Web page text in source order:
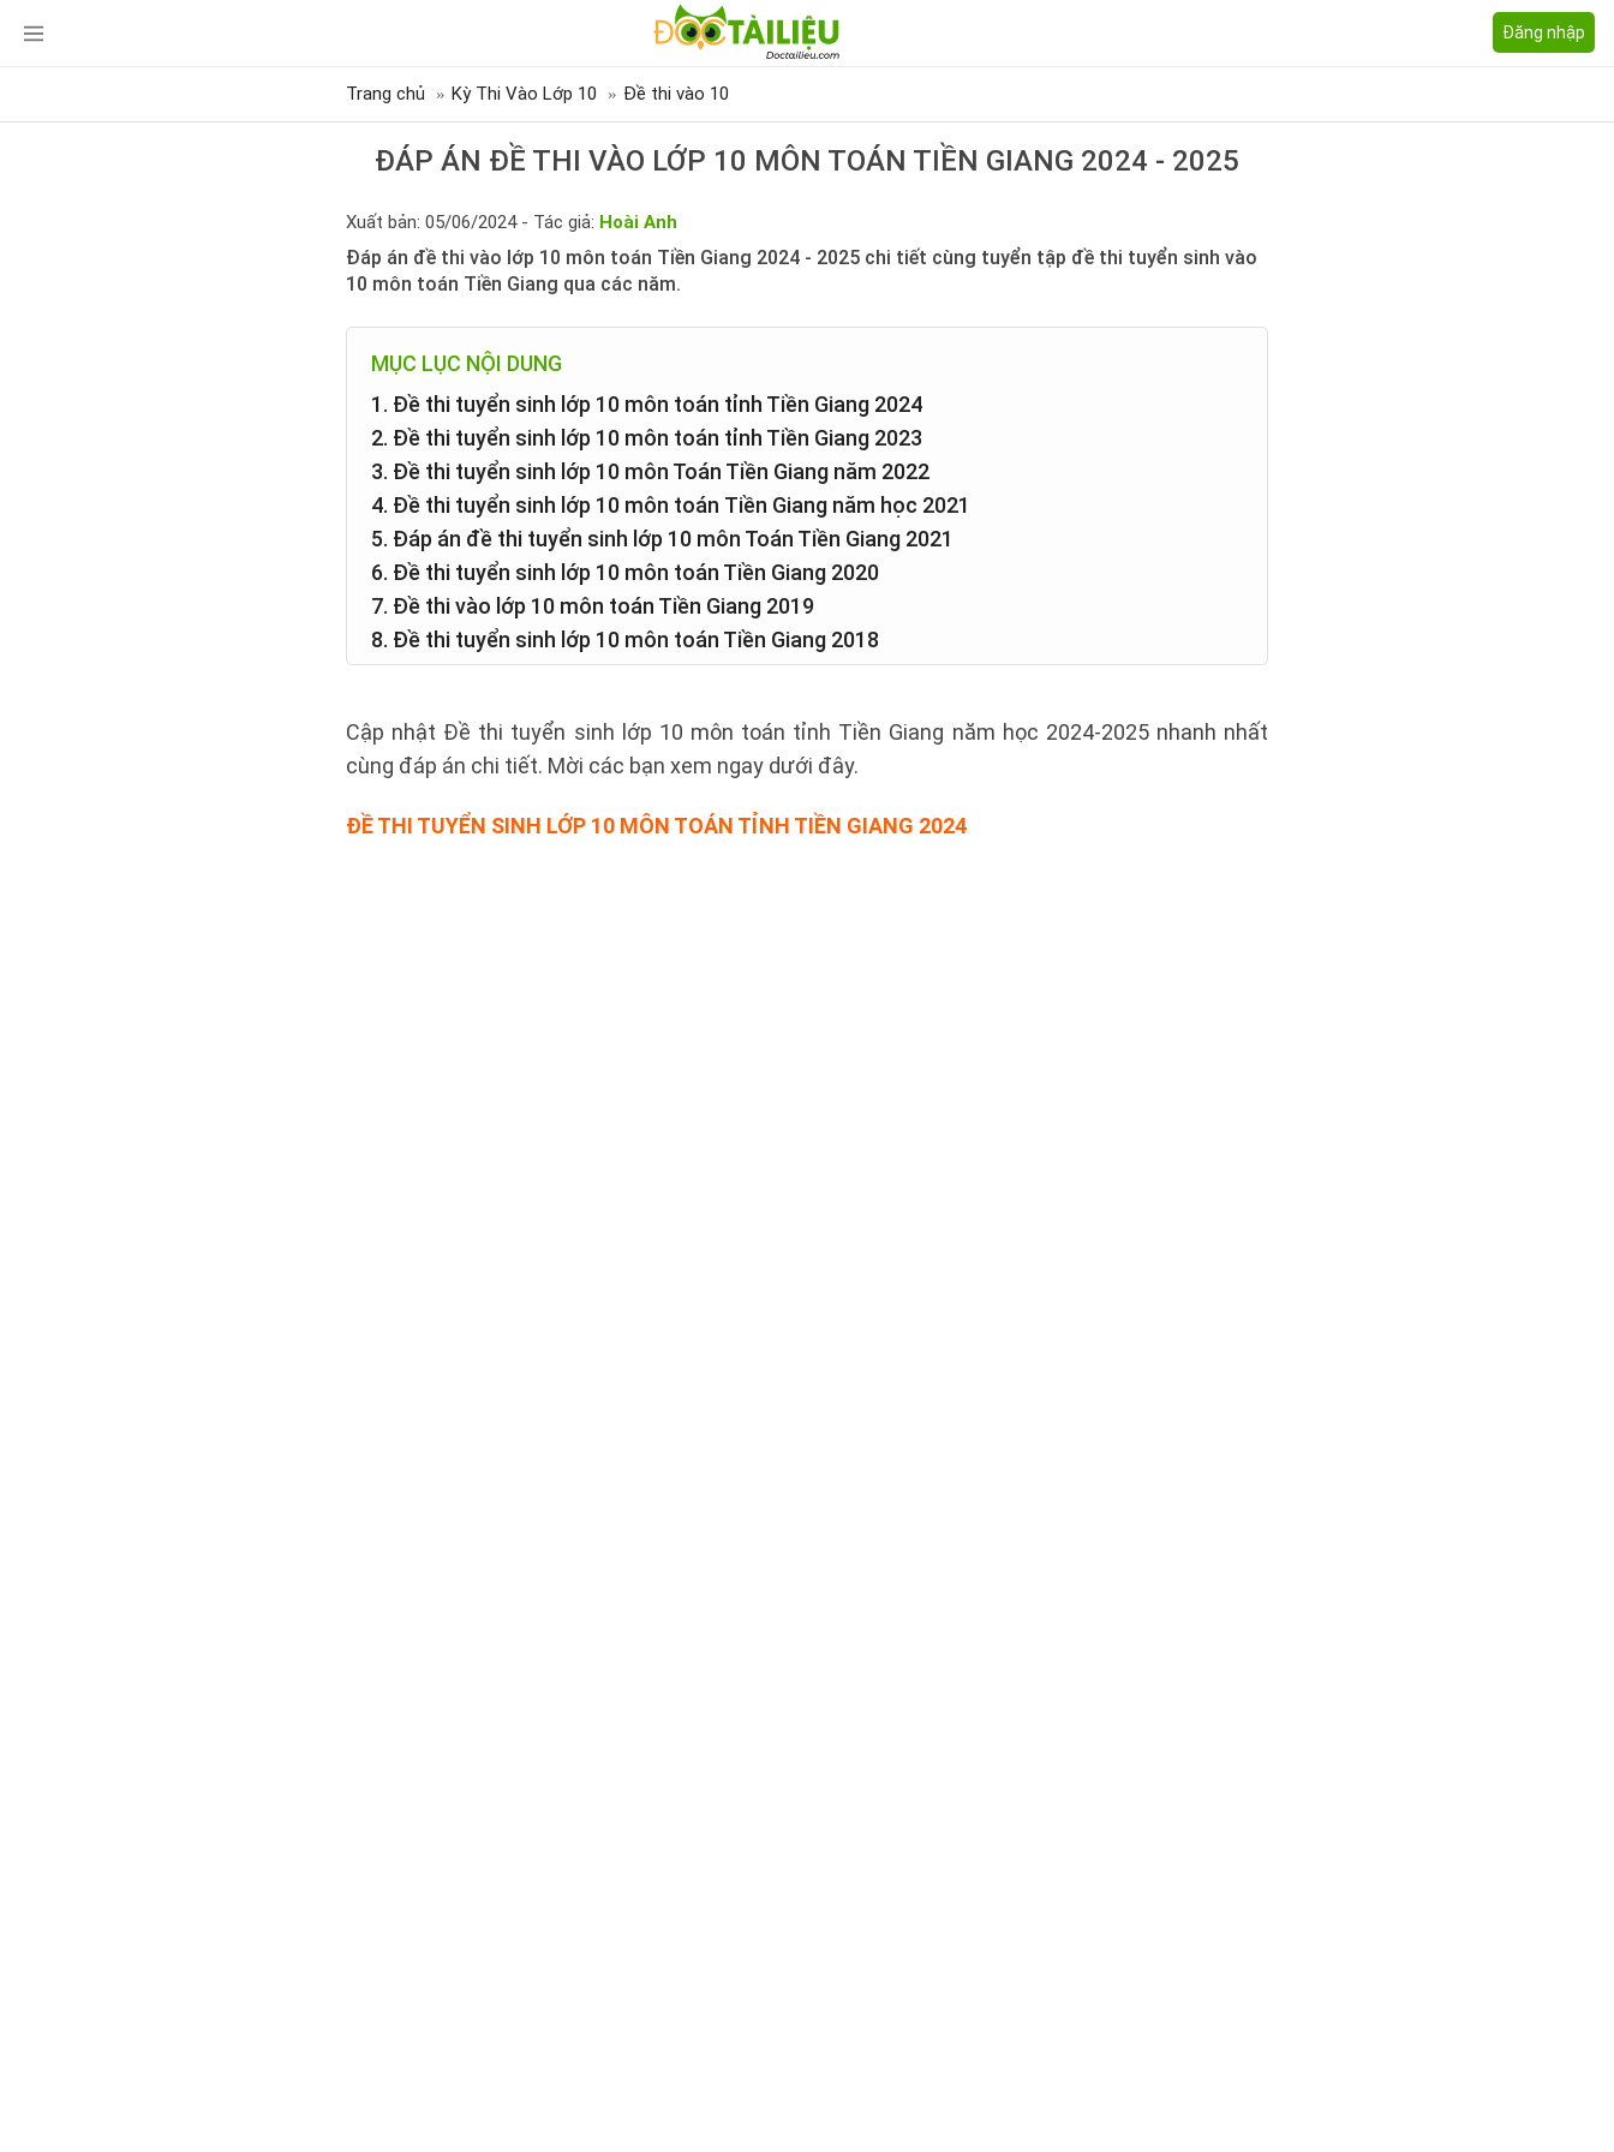
Đăng nhập
Trang chủ Kỳ Thi Vào Lớp 10 Đề thi vào 10
ĐÁP ÁN ĐỀ THI VÀO LỚP 10 MÔN TOÁN TIỀN GIANG 2024 - 2025
Xuất bản: 05/06/2024 - Tác giả: Hoài Anh
Đáp án đề thi vào lớp 10 môn toán Tiền Giang 2024 - 2025 chi tiết cùng tuyển tập đề thi tuyển sinh vào
10 môn toán Tiền Giang qua các năm.
MỤC LỤC NỘI DUNG
1. Đề thi tuyển sinh lớp 10 môn toán tỉnh Tiền Giang 2024
2. Đề thi tuyển sinh lớp 10 môn toán tỉnh Tiền Giang 2023
3. Đề thi tuyển sinh lớp 10 môn Toán Tiền Giang năm 2022
4. Đề thi tuyển sinh lớp 10 môn toán Tiền Giang năm học 2021
5. Đáp án đề thi tuyển sinh lớp 10 môn Toán Tiền Giang 2021
6. Đề thi tuyển sinh lớp 10 môn toán Tiền Giang 2020
7. Đề thi vào lớp 10 môn toán Tiền Giang 2019
8. Đề thi tuyển sinh lớp 10 môn toán Tiền Giang 2018
Cập nhật Đề thi tuyển sinh lớp 10 môn toán tỉnh Tiền Giang năm học 2024-2025 nhanh nhất
cùng đáp án chi tiết. Mời các bạn xem ngay dưới đây.
ĐỀ THI TUYỂN SINH LỚP 10 MÔN TOÁN TỈNH TIỀN GIANG 2024